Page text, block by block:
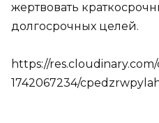
жертвовать
долгосрочных целей.
https://
1742067234/